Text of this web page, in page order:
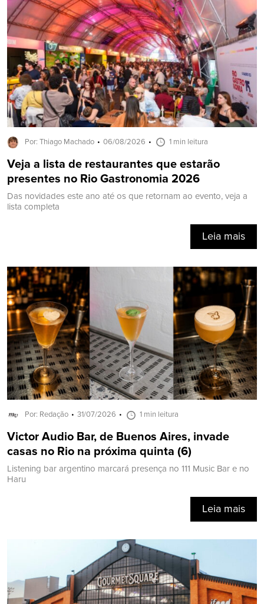
Por: Thiago Machado 06/08/2026 1 min leitura
Veja a lista de restaurantes que estarão
presentes no Rio Gastronomia 2026
Das novidades este ano até os que retornam ao evento, veja a
lista completa
Leia mais
Por: Redação 31/07/2026 1 min leitura
Victor Audio Bar, de Buenos Aires, invade
casas no Rio na próxima quinta (6)
Listening bar argentino marcará presença no 111 Music Bar e no
Haru
Leia mais